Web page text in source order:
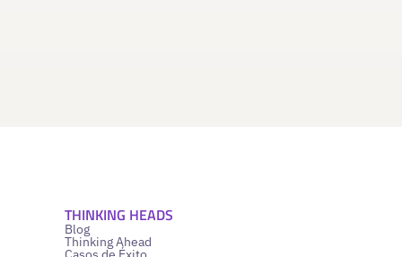
THINKING HEADS
Blog
Thinking Ahead